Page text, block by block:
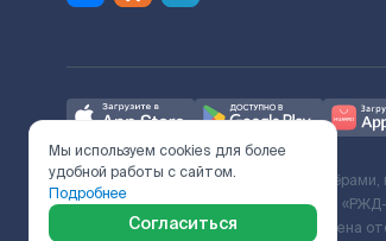
Ж/Д билеты предоставляются партнёрами,
с Поставщиком услуг и Договора ООО
включает сервисный сбор. Итоговая цена
Мы используем cookies для более
удобной работы с сайтом.
Подробнее
Согласиться